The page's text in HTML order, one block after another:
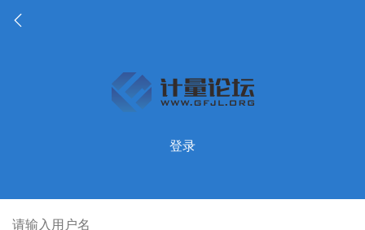
登录